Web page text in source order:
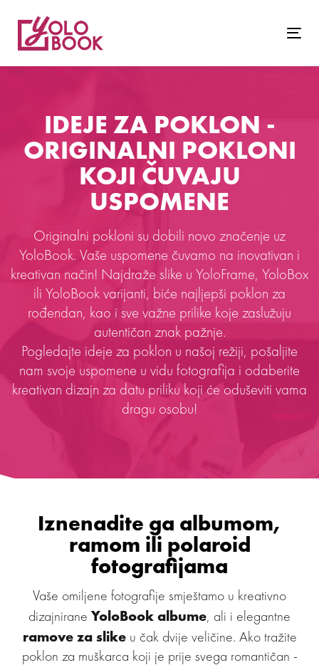
IDEJE ZA POKLON -
ORIGINALNI POKLONI
KOJI ČUVAJU
USPOMENE
Originalni pokloni su dobili novo značenje uz
YoloBook. Vaše uspomene čuvamo na inovativan i
kreativan način! Najdraže slike u YoloFrame, YoloBox
ili YoloBook varijanti, biće najljepši poklon za
rođendan, kao i sve važne prilike koje zaslužuju
autentičan znak pažnje.
Pogledajte ideje za poklon u našoj režiji, pošaljite
nam svoje uspomene u vidu fotografija i odaberite
kreativan dizajn za datu priliku koji će oduševiti vama
dragu osobu!
Iznenadite ga albumom,
ramom ili polaroid
fotografijama
Vaše omiljene fotografije smještamo u kreativno
dizajnirane YoloBook albume, ali i elegantne
ramove za slikeu čak dvije veličine. Ako tražite
poklon za muškarca koji je prije svega romantičan -